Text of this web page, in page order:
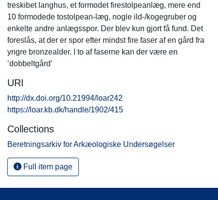
treskibet langhus, et formodet firestolpeanlæg, mere end
10 formodede tostolpean-læg, nogle ild-/kogegruber og
enkelte andre anlægsspor. Der blev kun gjort få fund. Det
foreslås, at der er spor efter mindst fire faser af en gård fra
yngre bronzealder. I to af faserne kan der være en
’dobbeltgård’
URI
http://dx.doi.org/10.21994/loar242
https://loar.kb.dk/handle/1902/415
Collections
Beretningsarkiv for Arkæologiske Undersøgelser
Full item page